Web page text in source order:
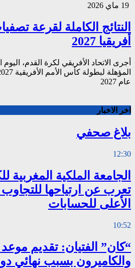
النتائج الكاملة لقرعة
أفريقيا 2027
أجرى الاتحاد الأفريقي لكرة القدم، اليوم
عام 2027
اخر الاخبار
بلاغ صحفي
12:30
الجامعة الملكية المغربية
تعرب عن ارتياحها
الأعلى للحسابات
10:52
“كان” الفتيان: تقديم
والكاميرون بسبب نهائي